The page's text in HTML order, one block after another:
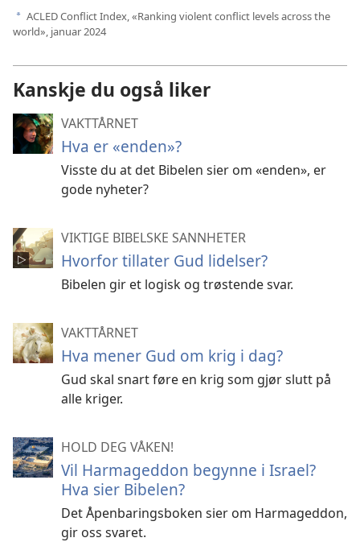
a ACLED Conflict Index, «Ranking violent conflict levels across the
world», januar 2024
Kanskje du også liker
VAKTTÅRNET
Hva er «enden»?
Visste du at det Bibelen sier om «enden», er
gode nyheter?
VIKTIGE BIBELSKE SANNHETER
Hvorfor tillater Gud lidelser?
Bibelen gir et logisk og trøstende svar.
VAKTTÅRNET
Hva mener Gud om krig i dag?
Gud skal snart føre en krig som gjør slutt på
alle kriger.
HOLD DEG VÅKEN!
Vil Harmageddon begynne i Israel?
Hva sier Bibelen?
Det Åpenbaringsboken sier om Harmageddon,
gir oss svaret.